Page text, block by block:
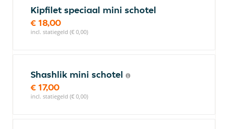
Kipfilet speciaal mini schotel
€ 18,00
incl. statiegeld (€ 0,00)
Shashlik mini schotel
€ 17,00
incl. statiegeld (€ 0,00)